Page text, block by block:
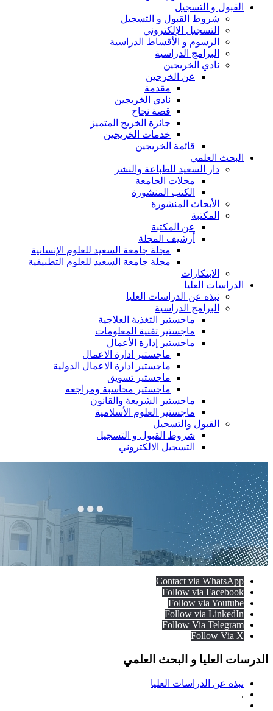
القبول و التسجيل
شروط القبول و التسجيل
التسجيل الإلكتروني
الرسوم و الأقساط الدراسية
البرامج الدراسية
نادي الخريجين
عن الخرجين
مقدمة
نادي الخريجين
قصة نجاح
جائزة الخريج المتميز
خدمات الخريجين
قائمة الخريجين
البحث العلمي
دار السعيد للطباعة والنشر
مجلات الجامعة
الكتب المنشورة
الأبحاث المنشورة
المكتبة
عن المكتبة
أرشيف المجلة
مجلة جامعة السعيد للعلوم الإنسانية
مجلة جامعة السعيد للعلوم التطبيقية
الابتكارات
الدراسات العليا
نبذه عن الدراسات العليا
البرامج الدراسية
ماجستير التغذية العلاجية
ماجستير تقنية المعلومات
ماجستير إدارة الأعمال
ماجستير ادارة الاعمال
ماجستير ادارة الاعمال الدولية
ماجستير تسويق
ماجستير محاسبة ومراجعه
ماجستير الشريعة والقانون
ماجستير العلوم الأسلامية
القبول والتسجيل
شروط القبول و التسجيل
التسجيل الالكتروني
Contact via WhatsApp
Follow via Facebook
Follow via Youtube
Follow via LinkedIn
Follow Via Telegram
Follow Via X
الدرسات العليا و البحث العلمي
نبذه عن الدراسات العليا
.